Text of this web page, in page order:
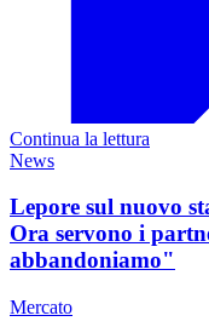
Continua la lettura
News
Lepore sul nuovo
Ora servono i
abbandoniamo"
Mercato